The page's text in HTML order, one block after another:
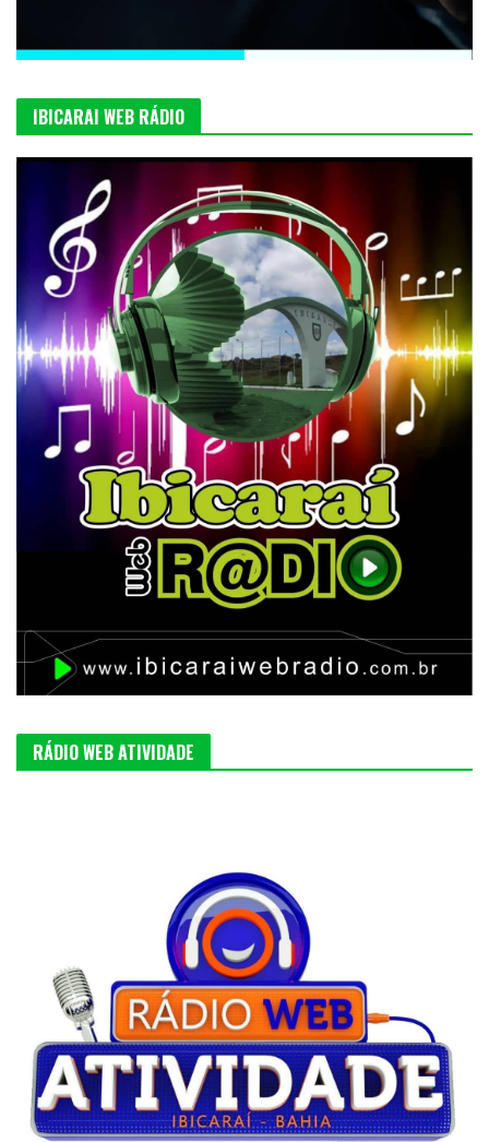
IBICARAI WEB RÁDIO
RÁDIO WEB ATIVIDADE